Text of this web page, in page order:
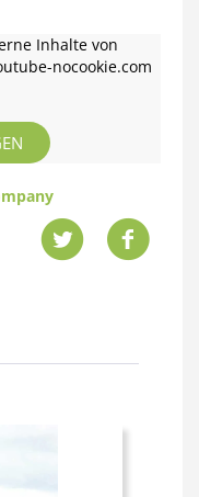
Inhalte von
nocookie.com